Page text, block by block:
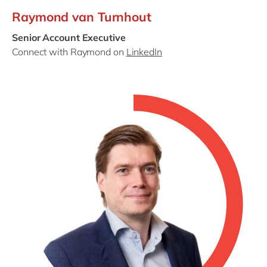
Raymond van Turnhout
Senior Account Executive
Connect with Raymond on LinkedIn